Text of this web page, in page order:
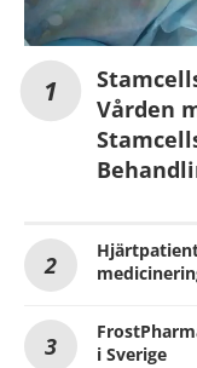
Vården
i Sverige